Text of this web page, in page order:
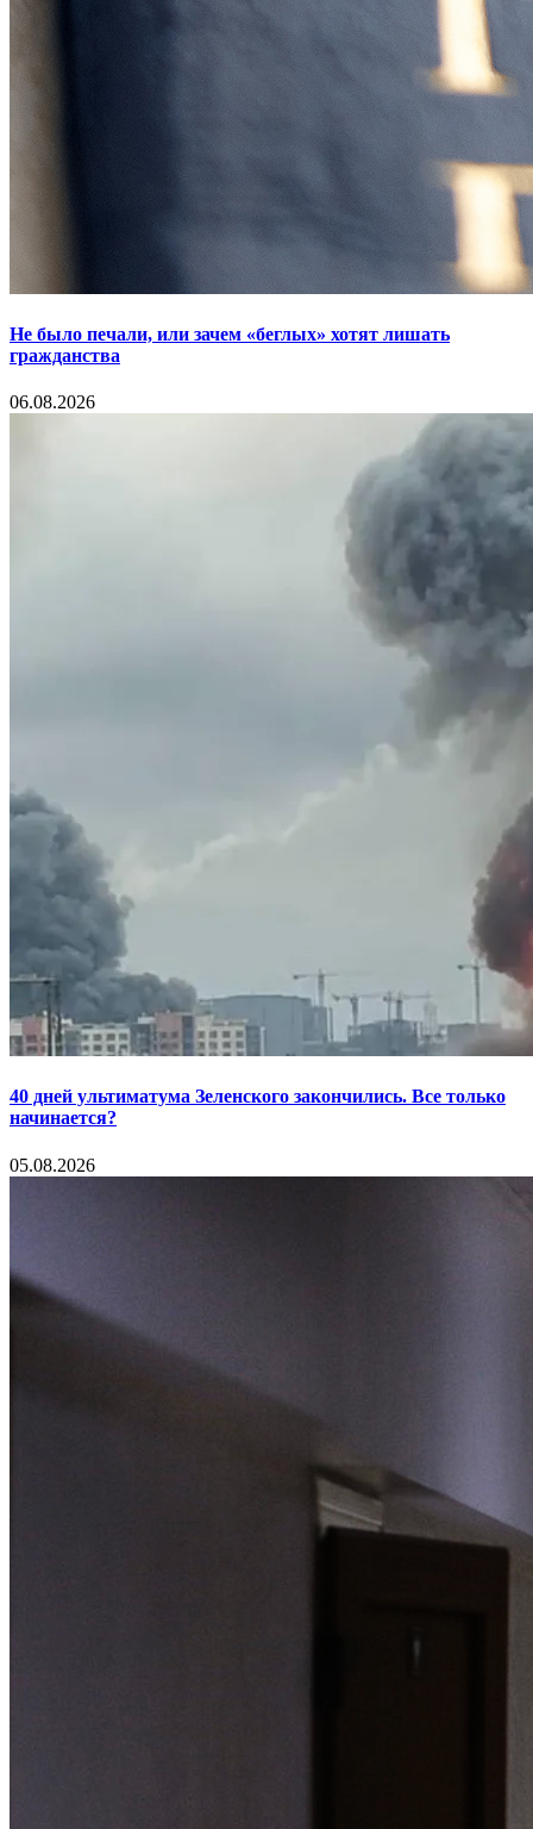
Не было печали, или зачем «беглых» хотят лишать
гражданства
06.08.2026
40 дней ультиматума Зеленского закончились. Все только
начинается?
05.08.2026